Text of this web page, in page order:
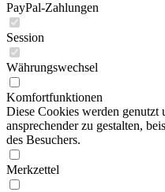
PayPal-Zahlungen
Session
Währungswechsel
Komfortfunktionen
Diese Cookies werden genutzt
ansprechender zu gestalten,
des Besuchers.
Merkzettel